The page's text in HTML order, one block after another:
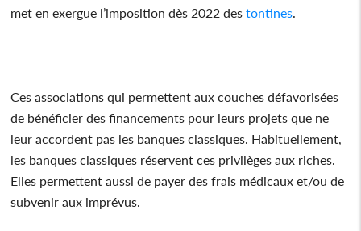
met en exergue l’imposition dès 2022 des tontines
Ces associations qui permettent aux couches défavorisées
de bénéficier des financements pour leurs projets que ne
leur accordent pas les banques classiques. Habituellement,
les banques classiques réservent ces privilèges aux riches.
Elles permettent aussi de payer des frais médicaux et/ou de
subvenir aux imprévus.